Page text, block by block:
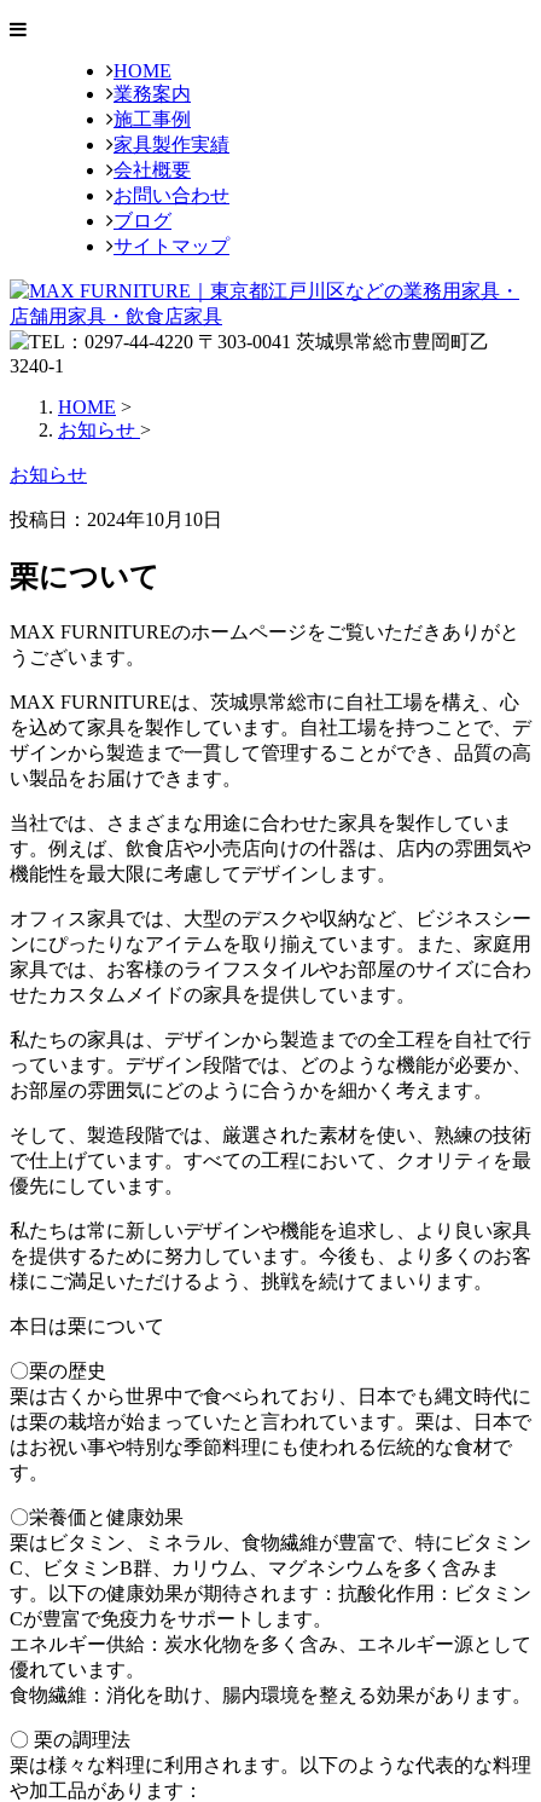
HOME
業務案内
施工事例
家具製作実績
会社概要
お問い合わせ
ブログ
サイトマップ
HOME >
お知らせ >
お知らせ
投稿日： 2024年10月10日
栗について
MAX FURNITUREのホームページをご覧いただきありがと
うございます。
MAX FURNITUREは、茨城県常総市に自社工場を構え、心
を込めて家具を製作しています。自社工場を持つことで、デ
ザインから製造まで一貫して管理することができ、品質の高
い製品をお届けできます。
当社では、さまざまな用途に合わせた家具を製作していま
す。例えば、飲食店や小売店向けの什器は、店内の雰囲気や
機能性を最大限に考慮してデザインします。
オフィス家具では、大型のデスクや収納など、ビジネスシー
ンにぴったりなアイテムを取り揃えています。また、家庭用
家具では、お客様のライフスタイルやお部屋のサイズに合わ
せたカスタムメイドの家具を提供しています。
私たちの家具は、デザインから製造までの全工程を自社で行
っています。デザイン段階では、どのような機能が必要か、
お部屋の雰囲気にどのように合うかを細かく考えます。
そして、製造段階では、厳選された素材を使い、熟練の技術
で仕上げています。すべての工程において、クオリティを最
優先にしています。
私たちは常に新しいデザインや機能を追求し、より良い家具
を提供するために努力しています。今後も、より多くのお客
様にご満足いただけるよう、挑戦を続けてまいります。
本日は栗について
〇栗の歴史
栗は古くから世界中で食べられており、日本でも縄文時代に
は栗の栽培が始まっていたと言われています。栗は、日本で
はお祝い事や特別な季節料理にも使われる伝統的な食材で
す。
〇栄養価と健康効果
栗はビタミン、ミネラル、食物繊維が豊富で、特にビタミン
C、ビタミンB群、カリウム、マグネシウムを多く含みま
す。以下の健康効果が期待されます：抗酸化作用：ビタミン
Cが豊富で免疫力をサポートします。
エネルギー供給：炭水化物を多く含み、エネルギー源として
優れています。
食物繊維：消化を助け、腸内環境を整える効果があります。
〇 栗の調理法
栗は様々な料理に利用されます。以下のような代表的な料理
や加工品があります：